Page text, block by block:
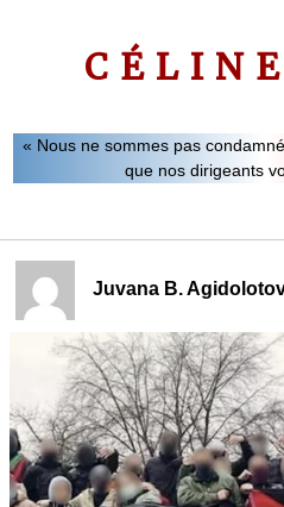
« Nous ne sommes pas
que nos dirigeants
Interviews Vidéos
Juvana B.